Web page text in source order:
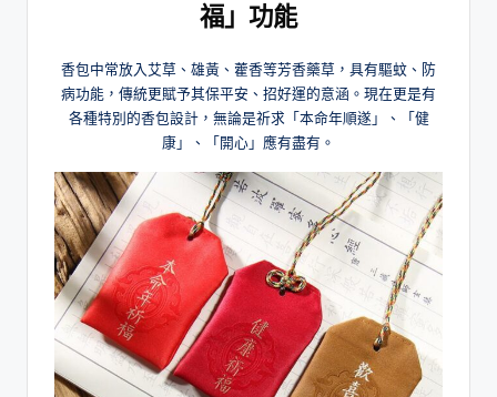
福」功能
香包中常放入艾草、雄黃、藿香等芳香藥草，具有驅蚊、防
病功能，傳統更賦予其保平安、招好運的意涵。現在更是有
各種特別的香包設計，無論是祈求「本命年順遂」、「健
康」、「開心」應有盡有。